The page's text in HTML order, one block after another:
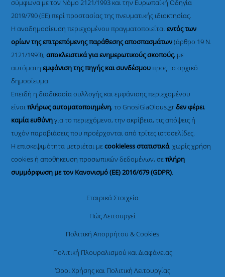
σύμφωνα με τον Νόμο 2121/1993 και την Ευρωπαϊκή Οδηγία
2019/790 (ΕΕ) περί προστασίας της πνευματικής ιδιοκτησίας.
Η αναδημοσίευση περιεχομένου πραγματοποιείταιεντός των
ορίων της επιτρεπόμενης παράθεσης αποσπασμάτων(άρθρο 19 Ν.
2121/1993), αποκλειστικά για ενημερωτικούς σκοπούς, με
αυτόματηεμφάνιση της πηγής και συνδέσμουπρος το αρχικό
δημοσίευμα.
Επειδή η διαδικασία συλλογής και εμφάνισης περιεχομένου
είναιπλήρως αυτοματοποιημένη, το GnosiGiaOlous.grδεν φέρει
καμία ευθύνηγια το περιεχόμενο, την ακρίβεια, τις απόψεις ή
τυχόν παραβιάσεις που προέρχονται από τρίτες ιστοσελίδες.
Η επισκεψιμότητα μετριέται μεcookieless στατιστικά, χωρίς χρήση
cookies ή αποθήκευση προσωπικών δεδομένων, σεπλήρη
συμμόρφωση με τον Κανονισμό (ΕΕ) 2016/679 (GDPR).
Εταιρικά Στοιχεία
Πώς Λειτουργεί
Πολιτική Απορρήτου & Cookies
Πολιτική Πλουραλισμού και Διαφάνειας
Όροι Χρήσης και Πολιτική Λειτουργίας